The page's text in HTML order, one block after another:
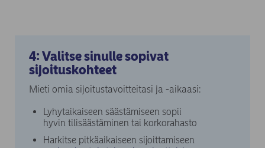
4: Valitse sinulle sopivat
sijoituskohteet
Mieti omia sijoitustavoitteitasi ja -aikaasi:
Lyhytaikaiseen säästämiseen sopii
hyvin tilisäästäminen tai korkorahasto
Harkitse pitkäaikaiseen sijoittamiseen